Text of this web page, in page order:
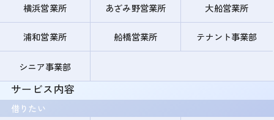
横浜営業所 あざみ野営業所 大船営業所
浦和営業所 船橋営業所 テナント事業部
シニア事業部
サービス内容
借りたい